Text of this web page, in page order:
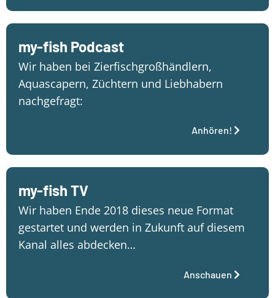
my-fish Podcast
Wir haben bei Zierfischgroßhändlern,
Aquascapern, Züchtern und Liebhabern
nachgefragt:
Anhören!
my-fish TV
Wir haben Ende 2018 dieses neue Format
gestartet und werden in Zukunft auf diesem
Kanal alles abdecken…
Anschauen